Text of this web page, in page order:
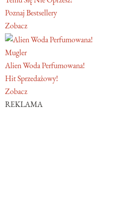
Poznaj Bestsellery
Zobacz
Mugler
Alien Woda Perfumowana!
Hit Sprzedażowy!
Zobacz
REKLAMA